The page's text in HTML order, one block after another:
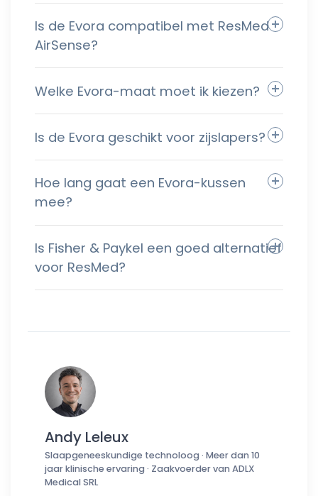
Is de Evora compatibel met ResMed
AirSense?
Welke Evora-maat moet ik kiezen?
Is de Evora geschikt voor zijslapers?
Hoe lang gaat een Evora-kussen
mee?
Is Fisher & Paykel een goed alternatief
voor ResMed?
Andy Leleux
Slaapgeneeskundige technoloog · Meer dan 10
jaar klinische ervaring · Zaakvoerder van ADLX
Medical SRL